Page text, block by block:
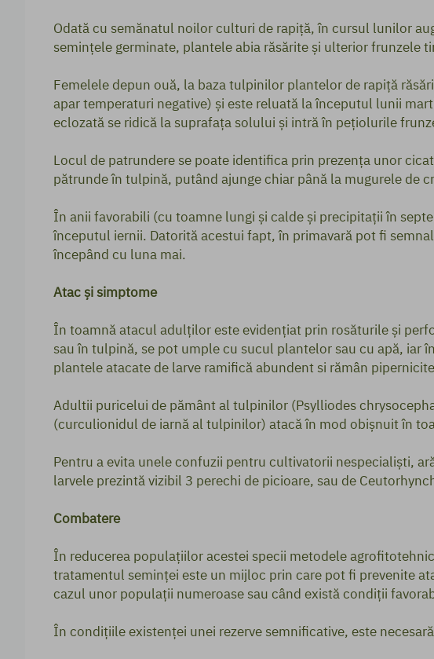
Odată cu semănatul noilor culturi de rapiță, în cursul lunilor
semințele germinate, plantele abia răsărite și ulterior frunzele
Femelele depun ouă, la baza tulpinilor plantelor de rapiță
apar temperaturi negative) și este reluată la începutul lunii
eclozată se ridică la suprafața solului și intră în pețiolurile
Locul de patrundere se poate identifica prin prezența unor
pătrunde în tulpină, putând ajunge chiar până la mugurele de
În anii favorabili (cu toamne lungi și calde și precipitații în
începutul iernii. Datorită acestui fapt, în primavară pot fi
începând cu luna mai.
Atac și simptome
În toamnă atacul adulților este evidențiat prin rosăturile și
sau în tulpină, se pot umple cu sucul plantelor sau cu apă,
plantele atacate de larve ramifică abundent si rămân
Adultii puricelui de pământ al tulpinilor (Psylliodes
(curculionidul de iarnă al tulpinilor) atacă în mod obișnuit în
Pentru a evita unele confuzii pentru cultivatorii nespecialiști,
larvele prezintă vizibil 3 perechi de picioare, sau de
Combatere
În reducerea populațiilor acestei specii metodele
tratamentul seminței este un mijloc prin care pot fi prevenite
cazul unor populații numeroase sau când există condiții
În condițiile existenței unei rezerve semnificative, este